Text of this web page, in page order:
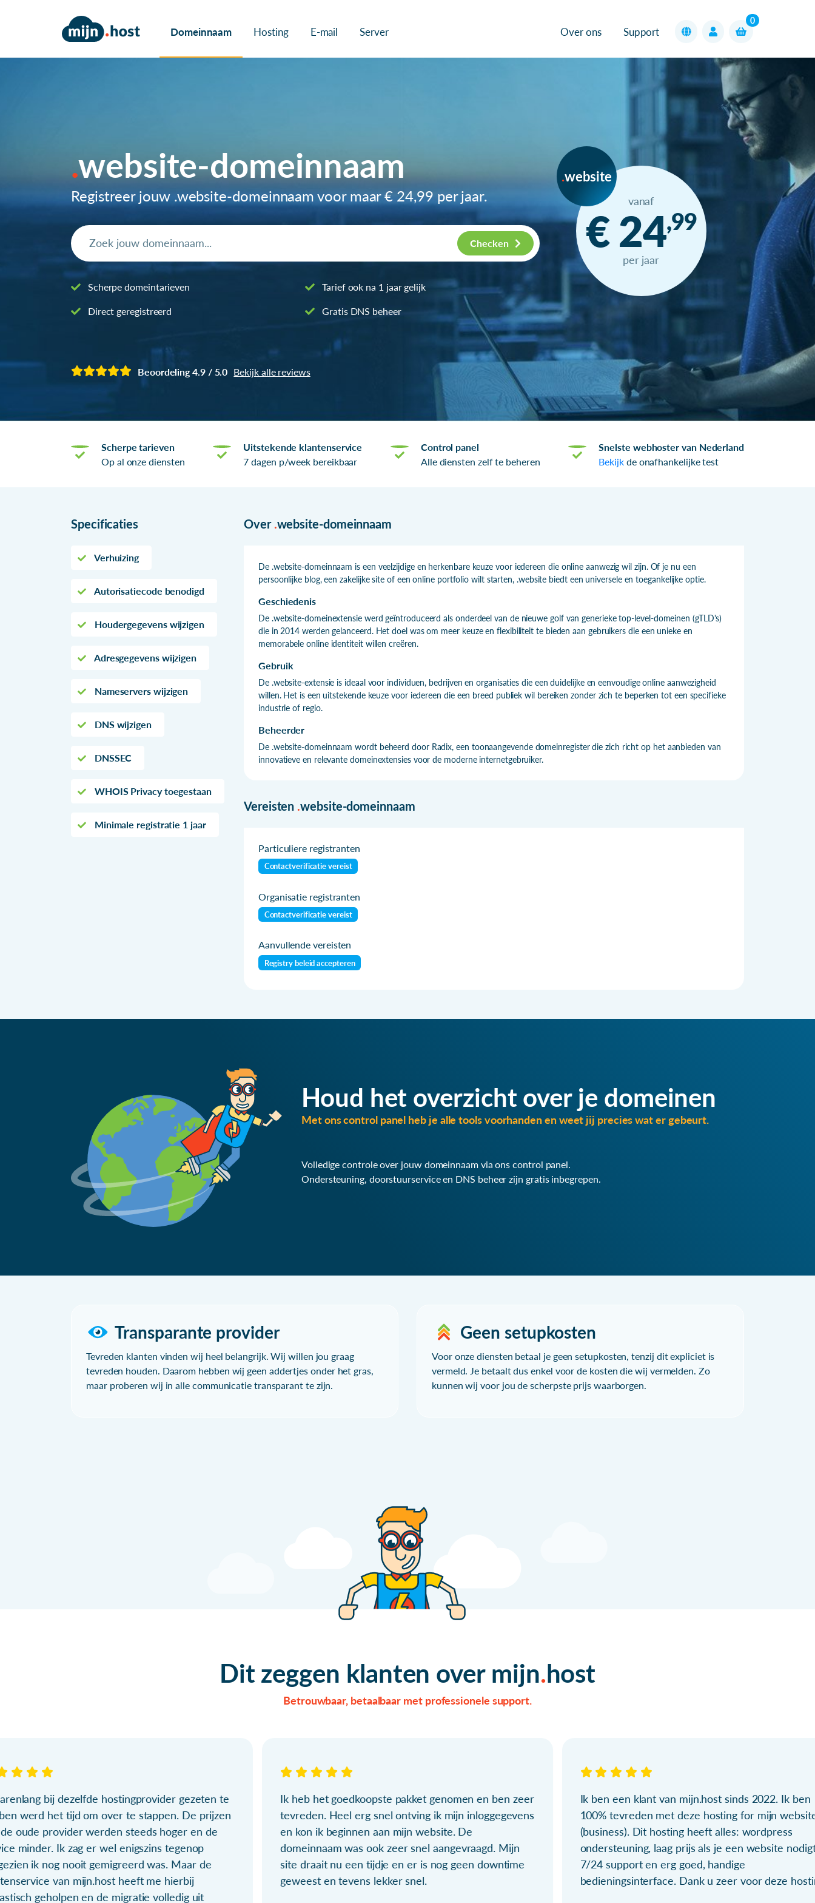
Domeinnaam Hosting E-mail Server Over ons Support
0
website-domeinnaam
Registreer jouw .website-domeinnaam voor maar€ 24,99 per jaar.
Checken
Scherpe domeintarieven
Direct geregistreerd
Tarief ook na 1 jaar gelijk
Gratis DNS beheer
website
vanaf
€ 24,99
per jaar
Beoordeling 4.9 / 5.0 Bekijk alle reviews
Scherpe tarieven
Op al onze diensten
Uitstekende klantenservice
7 dagen p/week bereikbaar
Control panel
Alle diensten zelf te beheren
Snelste webhoster van Nederland
Bekijkde onafhankelijke test
Specificaties
Verhuizing
Autorisatiecode benodigd
Houdergegevens wijzigen
Adresgegevens wijzigen
Nameservers wijzigen
DNS wijzigen
DNSSEC
WHOIS Privacy toegestaan
Minimale registratie 1 jaar
Over .website-domeinnaam
De .website-domeinnaam is een veelzijdige en herkenbare keuze voor iedereen die online aanwezig wil zijn. Of je nu een
persoonlijke blog, een zakelijke site of een online portfolio wilt starten, .website biedt een universele en toegankelijke optie.
Geschiedenis
De .website-domeinextensie werd geïntroduceerd als onderdeel van de nieuwe golf van generieke top-level-domeinen (gTLD's)
die in 2014 werden gelanceerd. Het doel was om meer keuze en flexibiliteit te bieden aan gebruikers die een unieke en
memorabele online identiteit willen creëren.
Gebruik
De .website-extensie is ideaal voor individuen, bedrijven en organisaties die een duidelijke en eenvoudige online aanwezigheid
willen. Het is een uitstekende keuze voor iedereen die een breed publiek wil bereiken zonder zich te beperken tot een specifieke
industrie of regio.
Beheerder
De .website-domeinnaam wordt beheerd door Radix, een toonaangevende domeinregister die zich richt op het aanbieden van
innovatieve en relevante domeinextensies voor de moderne internetgebruiker.
Vereisten .website-domeinnaam
Particuliere registranten
Contactverificatie vereist
Organisatie registranten
Contactverificatie vereist
Aanvullende vereisten
Registry beleid accepteren
Houd het overzicht over je domeinen
Met ons control panel heb je alle tools voorhanden en weet jij precies wat er gebeurt.
Volledige controle over jouw domeinnaam via ons control panel.
Ondersteuning, doorstuurservice en DNS beheer zijn gratis inbegrepen.
Transparante provider
Tevreden klanten vinden wij heel belangrijk. Wij willen jou graag
tevreden houden. Daarom hebben wij geen addertjes onder het gras,
maar proberen wij in alle communicatie transparant te zijn.
Geen setupkosten
Voor onze diensten betaal je geen setupkosten, tenzij dit expliciet is
vermeld. Je betaalt dus enkel voor de kosten die wij vermelden. Zo
kunnen wij voor jou de scherpste prijs waarborgen.
Dit zeggen klanten over mijn host
Betrouwbaar, betaalbaar met professionele support.
bij dezelfde hostingprovider gezeten te
werd het tijd om over te stappen. De prijzen
oude provider werden steeds hoger en de
minder. Ik zag er wel enigszins tegenop
ik nog nooit gemigreerd was. Maar de
van mijn.host heeft me hierbij
geholpen en de migratie volledig uit
Ik heb het goedkoopste pakket genomen en ben zeer
tevreden. Heel erg snel ontving ik mijn inloggegevens
en kon ik beginnen aan mijn website. De
domeinnaam was ook zeer snel aangevraagd. Mijn
site draait nu een tijdje en er is nog geen downtime
geweest en tevens lekker snel.
Ik ben een klant van mijn.host sinds 2022. Ik ben
100% tevreden met deze hosting for mijn
(business). Dit hosting heeft alles: wordpress
ondersteuning, laag prijs als je een website
7/24 support en erg goed, handige
bedieningsinterface. Dank u zeer voor deze